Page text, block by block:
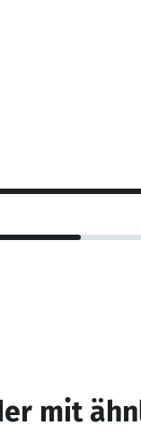
mit